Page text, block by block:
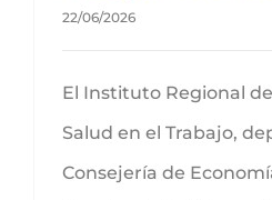
22/06/2026
El Instituto Regional
Salud en el Trabajo,
Consejería de